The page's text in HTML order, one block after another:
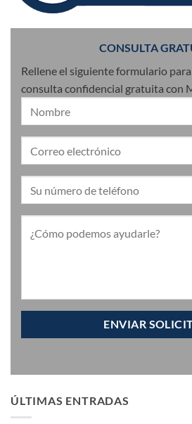
CONSULTA
Rellene el siguiente formulario
consulta confidencial gratuita con
ÚLTIMAS ENTRADAS